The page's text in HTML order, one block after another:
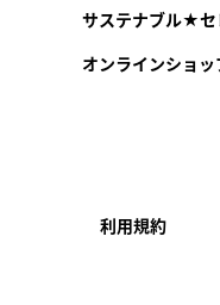
サステナブル★セ
オンラインショッ
利用規約